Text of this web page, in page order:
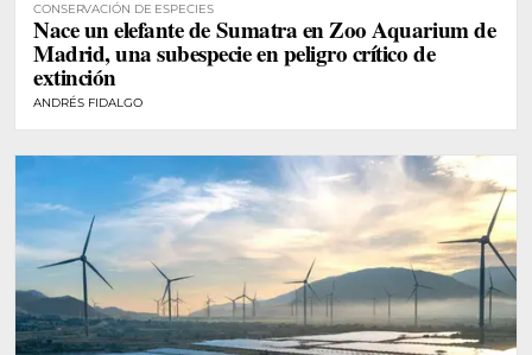
CONSERVACIÓN DE ESPECIES
Nace un elefante de Sumatra en Zoo Aquarium de
Madrid, una subespecie en peligro crítico de
extinción
ANDRÉS FIDALGO